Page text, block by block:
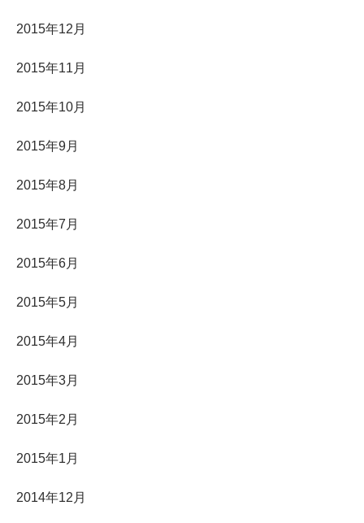
2015年12月
2015年11月
2015年10月
2015年9月
2015年8月
2015年7月
2015年6月
2015年5月
2015年4月
2015年3月
2015年2月
2015年1月
2014年12月